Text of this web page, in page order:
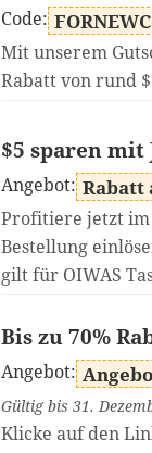
Code:
Mit unserem
Rabatt von rund
$5 sparen mit
Angebot: Rabatt
Profitiere jetzt im
Bestellung
gilt für OIWAS
Bis zu 70%
Angebot:
Gültig bis 31.
Klicke auf den